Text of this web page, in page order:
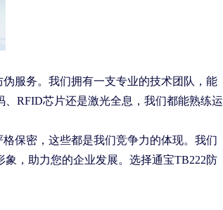
服务。我们拥有一支专业的技术团队，能
RFID芯片还是激光全息，我们都能熟练运
保密，这些都是我们竞争力的体现。我们
，助力您的企业发展。选择通宝TB222防